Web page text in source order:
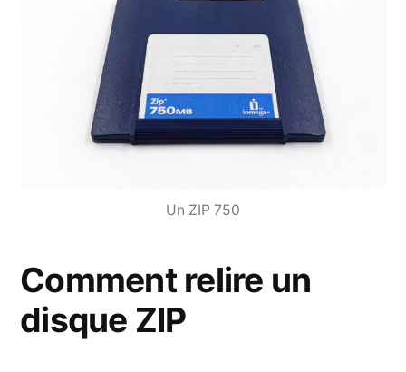
Un ZIP 750
Comment relire un
disque ZIP